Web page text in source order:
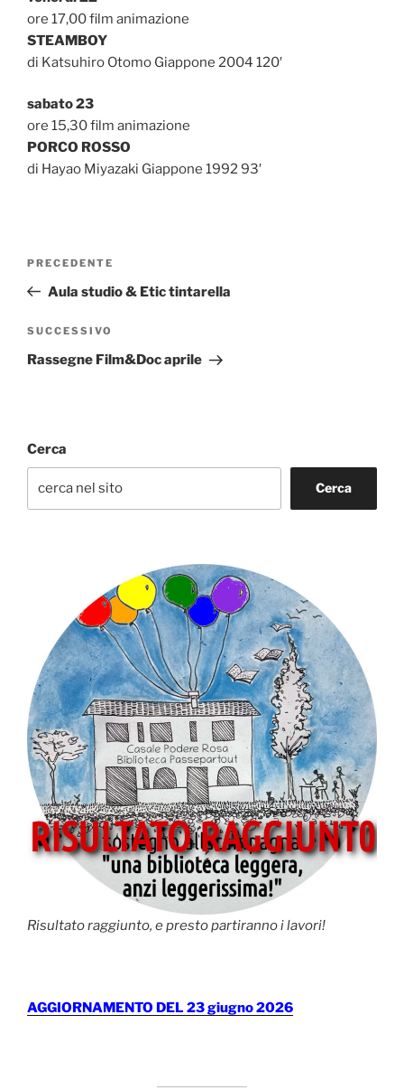
ore 17,00 film animazione
STEAMBOY
di Katsuhiro Otomo Giappone 2004 120′
sabato 23
ore 15,30 film animazione
PORCO ROSSO
di Hayao Miyazaki Giappone 1992 93′
Articolo
precedente:
PRECEDENTE
Aula studio & Etic tintarella
Articolo
successivo
SUCCESSIVO
Rassegne Film&Doc aprile
Cerca
Cerca
Risultato raggiunto, e presto partiranno i lavori!
AGGIORNAMENTO DEL 23 giugno 2026